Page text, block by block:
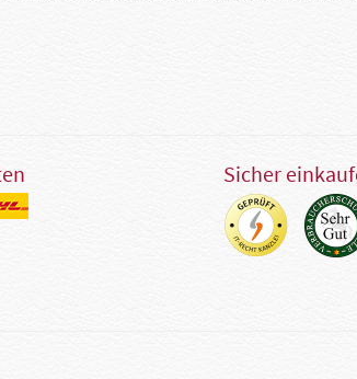
Sicher